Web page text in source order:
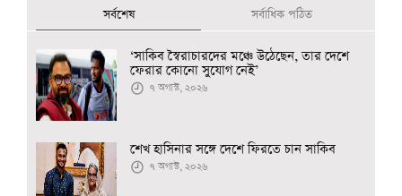
সর্বশেষ সর্বাধিক পঠিত
‘সাকিব স্বৈরাচারদের মঞ্চে উঠেছেন, তার দেশে
ফেরার কোনো সুযোগ নেই’
৭ অগাস্ট, ২০২৬
শেখ হাসিনার সঙ্গে দেশে ফিরতে চান সাকিব
৭ অগাস্ট, ২০২৬